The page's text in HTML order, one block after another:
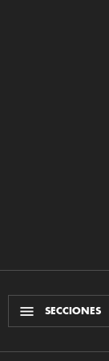
SECCIONES